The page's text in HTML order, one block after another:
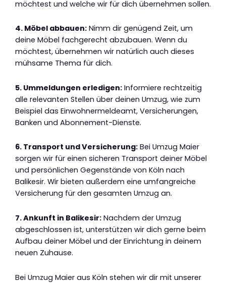
möchtest und welche wir für dich übernehmen sollen.
4. Möbel abbauen: Nimm dir genügend Zeit, um
deine Möbel fachgerecht abzubauen. Wenn du
möchtest, übernehmen wir natürlich auch dieses
mühsame Thema für dich.
5. Ummeldungen erledigen: Informiere rechtzeitig
alle relevanten Stellen über deinen Umzug, wie zum
Beispiel das Einwohnermeldeamt, Versicherungen,
Banken und Abonnement-Dienste.
6. Transport und Versicherung: Bei Umzug Maier
sorgen wir für einen sicheren Transport deiner Möbel
und persönlichen Gegenstände von Köln nach
Balikesir. Wir bieten außerdem eine umfangreiche
Versicherung für den gesamten Umzug an.
7. Ankunft in Balikesir: Nachdem der Umzug
abgeschlossen ist, unterstützen wir dich gerne beim
Aufbau deiner Möbel und der Einrichtung in deinem
neuen Zuhause.
Bei Umzug Maier aus Köln stehen wir dir mit unserer